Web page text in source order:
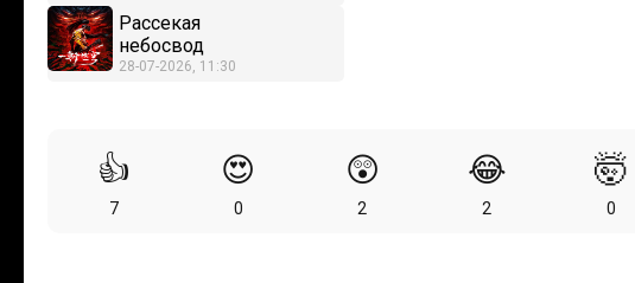
Рассекая
небосвод
28-07-2026, 11:30
👍
7
😍
0
😲
2
😂
2
🤯
0